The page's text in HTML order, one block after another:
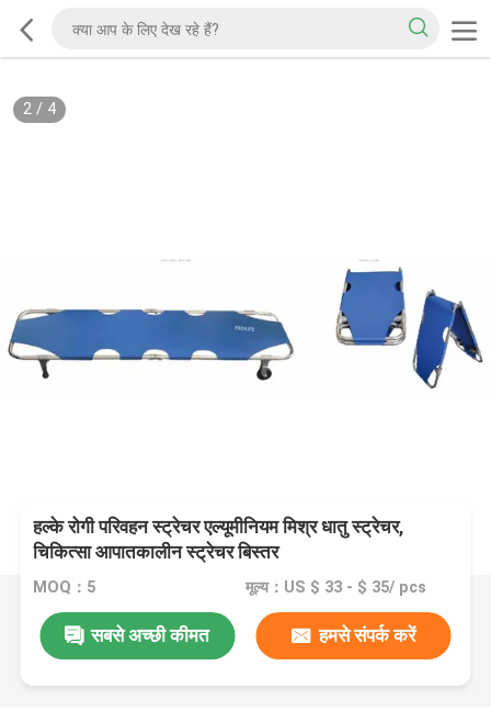
2/ 4
हल्के रोगी परिवहन स्ट्रेचर एल्यूमीनियम मिश्र धातु स्ट्रेचर,
चिकित्सा आपातकालीन स्ट्रेचर बिस्तर
MOQ：5 मूल्य：US $ 33 - $ 35/ pcs
सबसे अच्छी कीमत हमसे संपर्क करें